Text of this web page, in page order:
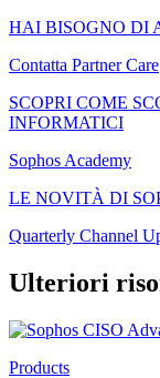
HAI BISOGNO DI
Contatta Partner Care
SCOPRI COME
INFORMATICI
Sophos Academy
LE NOVITÀ DI
Quarterly Channel
Ulteriori
Products